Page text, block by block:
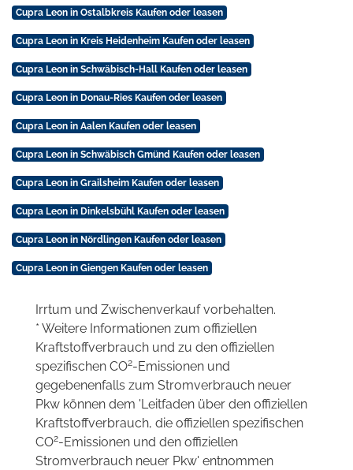
Cupra Leon in Ostalbkreis Kaufen oder leasen
Cupra Leon in Kreis Heidenheim Kaufen oder leasen
Cupra Leon in Schwäbisch-Hall Kaufen oder leasen
Cupra Leon in Donau-Ries Kaufen oder leasen
Cupra Leon in Aalen Kaufen oder leasen
Cupra Leon in Schwäbisch Gmünd Kaufen oder leasen
Cupra Leon in Grailsheim Kaufen oder leasen
Cupra Leon in Dinkelsbühl Kaufen oder leasen
Cupra Leon in Nördlingen Kaufen oder leasen
Cupra Leon in Giengen Kaufen oder leasen
Irrtum und Zwischenverkauf vorbehalten.
* Weitere Informationen zum offiziellen
Kraftstoffverbrauch und zu den offiziellen
spezifischen CO2-Emissionen und
gegebenenfalls zum Stromverbrauch neuer
Pkw können dem 'Leitfaden über den offiziellen
Kraftstoffverbrauch, die offiziellen spezifischen
CO2-Emissionen und den offiziellen
Stromverbrauch neuer Pkw' entnommen